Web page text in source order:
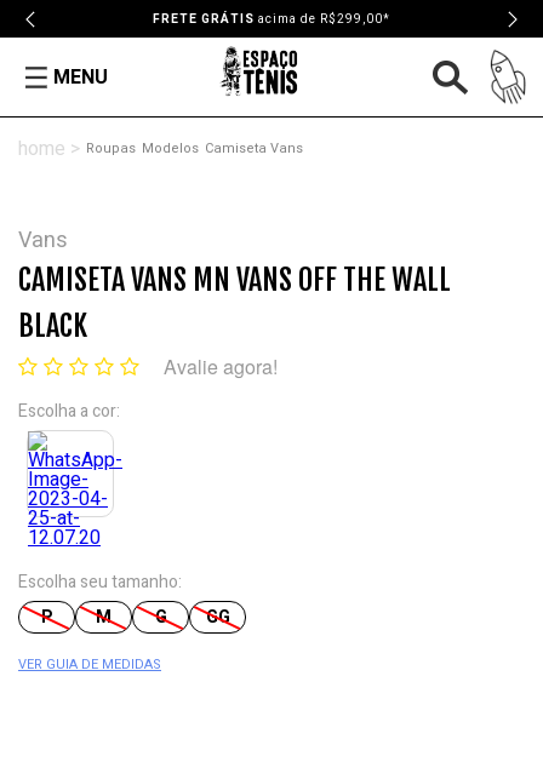
FRETE GRÁTIS acima de R$299,00*
MENU
Roupas Modelos Camiseta Vans
Vans
CAMISETA VANS MN VANS OFF THE WALL
BLACK
Avalie agora!
Escolha a cor:
Escolha seu tamanho:
P
M G GG
VER GUIA DE MEDIDAS